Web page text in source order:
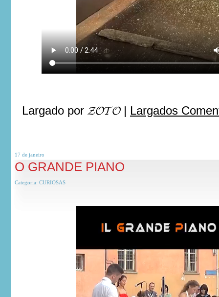
Largado por 𝓩𝓞𝓣𝓞| Largados
17 de janeiro
O GRANDE PIANO
Categoria: CURIOSAS